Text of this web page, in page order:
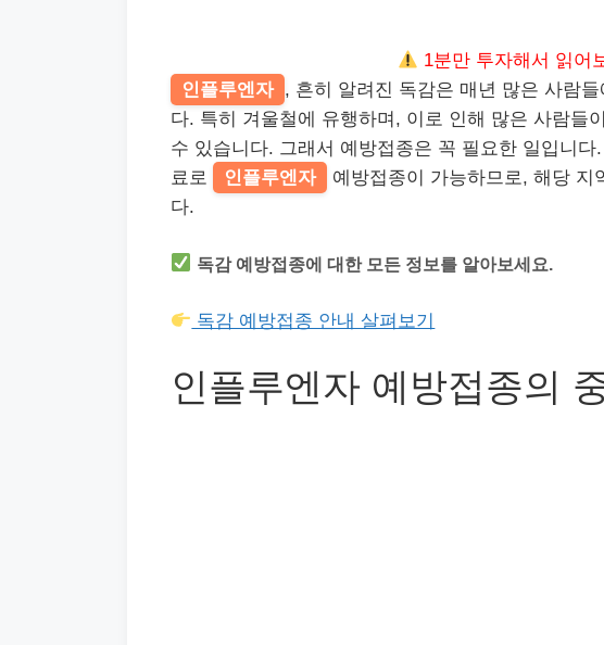
1분만 투자해서 읽어
인플루엔자 , 흔히 알려진 독감은 매년 많은 사람
다. 특히 겨울철에 유행하며, 이로 인해 많은 사람들
수 있습니다. 그래서 예방접종은 꼭 필요한 일입니
료로
인플루엔자
예방접종이 가능하므로, 해당 지
다.
독감 예방접종에 대한 모든 정보를 알아보세요.
독감 예방접종 안내 살펴보기
인플루엔자 예방접종의